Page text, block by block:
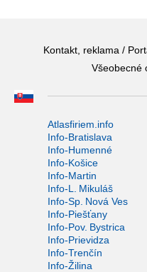
Kontakt, reklama /
Všeobecné
Atlasfiriem.info
Info-Bratislava
Info-Humenné
Info-Košice
Info-Martin
Info-L. Mikuláš
Info-Sp. Nová Ves
Info-Piešťany
Info-Pov. Bystrica
Info-Prievidza
Info-Trenčín
Info-Žilina